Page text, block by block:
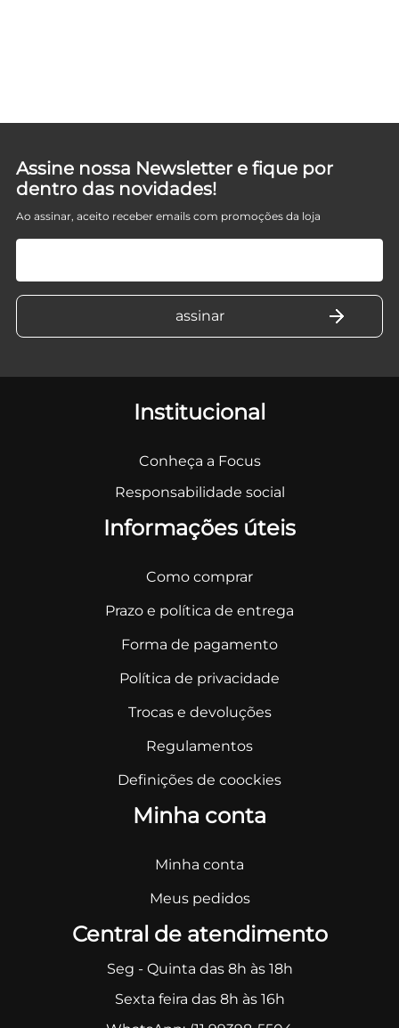
Assine nossa Newsletter e fique por
dentro das novidades!
Ao assinar, aceito receber emails com promoções da loja
Institucional
Conheça a Focus
Responsabilidade social
Informações úteis
Como comprar
Prazo e política de entrega
Forma de pagamento
Política de privacidade
Trocas e devoluções
Regulamentos
Definições de coockies
Minha conta
Minha conta
Meus pedidos
Central de atendimento
Seg - Quinta das 8h às 18h
Sexta feira das 8h às 16h